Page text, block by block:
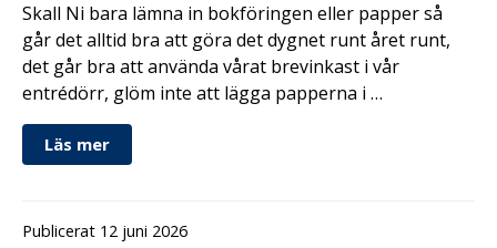
Skall Ni bara lämna in bokföringen eller papper så
går det alltid bra att göra det dygnet runt året runt,
det går bra att använda vårat brevinkast i vår
entrédörr, glöm inte att lägga papperna i …
Läs mer
Publicerat 12 juni 2026